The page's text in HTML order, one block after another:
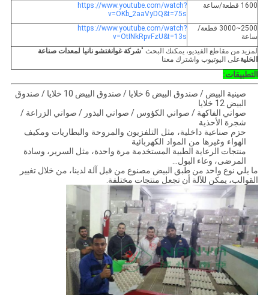
1600 قطعة/ساعة
https://www.youtube.com/watch?
v=OKb_2aaVyDQ&t=75s
2500~3000 قطعة/
ساعة
https://www.youtube.com/watch?
v=OtINkRpvFzU&t=13s
لمزيد من مقاطع الفيديو، يمكنك البحث "شركة غوانغتشو نانيا لمعدات صناعة
الخليةعلى اليوتيوب واشترك معنا
التطبيقات:
صينية البيض / صندوق البيض 6 خلايا / صندوق البيض 10 خلايا / صندوق
البيض 12 خلايا
صواني الفاكهة / صواني الكؤوس / صواني البذور / صواني الزراعة /
شجرة الأحذية
حزم صناعية داخلية، مثل التلفزيون والمروحة والبطاريات ومكيف
الهواء وغيرها من المواد الكهربائية
منتجات الرعاية الطبية المستخدمة مرة واحدة، مثل السرير، وسادة
المرضى، وعاء البول...
ما يلي نوع واحد من طبق البيض مصنوع من قبل آلة لدينا، من خلال تغيير
القوالب، يمكن للآلة أن تجعل منتجات مختلفة.